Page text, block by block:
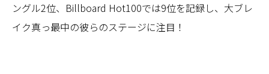
ングル2位、Billboard Hot100では9位を記録し、大ブレ
イク真っ最中の彼らのステージに注目！